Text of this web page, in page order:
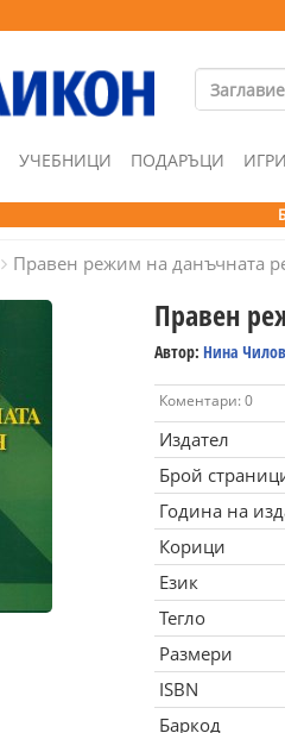
УЧЕБНИЦИ ПОДАРЪЦИ ИГРИ
Правен режим на данъчната
Правен
Автор: Нина
Коментари: 0
Издател
Брой
Година на
Корици
Език
Тегло
Размери
ISBN
Баркод